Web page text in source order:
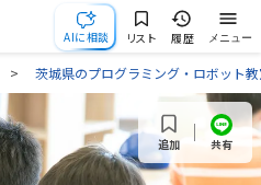
AIに相談 リスト 履歴 メニュー
茨城県のプログラミング・ロボット
追加 共有